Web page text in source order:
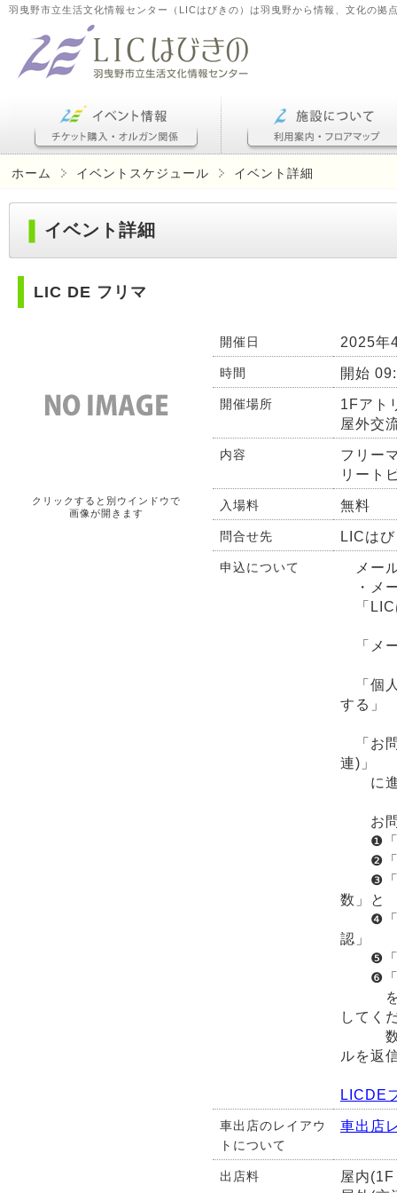
羽曳野市立生活文化情報センター（LICはびきの）は羽曳野から情報、文化の拠
ホーム イベントスケジュール イベント詳細
イベント詳細
LIC DE フリマ
クリックすると別ウインドウで
画像が開きます
開催日 2025年
時間 開始
開催場所
1Fアト
屋外交
内容
フリー
リート
入場料 無料
問合せ先 LICは
申込について
メー
・メ
「LIC
「メ
「個
する」
「お
連)」
に進
お問
❶「
❷「主
❸「
数」と
❹「注
認」
❺「屋
❻「車
を記
してく
数日
ルを返
LICDE
車出店のレイアウ
トについて
車出店
出店料
屋内